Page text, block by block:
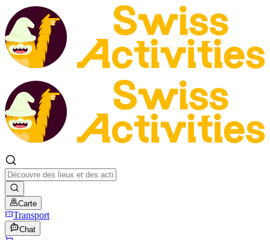
Carte
Transport
Chat